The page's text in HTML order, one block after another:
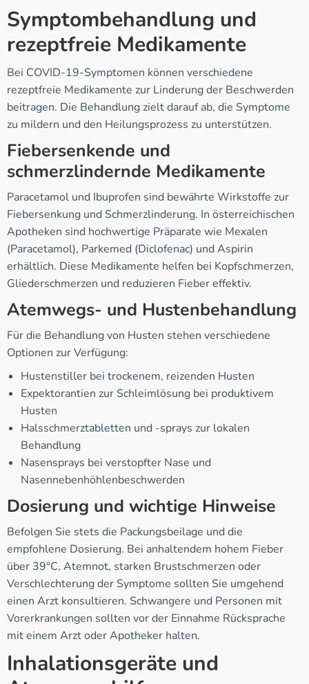
Symptombehandlung und
rezeptfreie Medikamente
Bei COVID-19-Symptomen können verschiedene
rezeptfreie Medikamente zur Linderung der Beschwerden
beitragen. Die Behandlung zielt darauf ab, die Symptome
zu mildern und den Heilungsprozess zu unterstützen.
Fiebersenkende und
schmerzlindernde Medikamente
Paracetamol und Ibuprofen sind bewährte Wirkstoffe zur
Fiebersenkung und Schmerzlinderung. In österreichischen
Apotheken sind hochwertige Präparate wie Mexalen
(Paracetamol), Parkemed (Diclofenac) und Aspirin
erhältlich. Diese Medikamente helfen bei Kopfschmerzen,
Gliederschmerzen und reduzieren Fieber effektiv.
Atemwegs- und Hustenbehandlung
Für die Behandlung von Husten stehen verschiedene
Optionen zur Verfügung:
Hustenstiller bei trockenem, reizenden Husten
Expektorantien zur Schleimlösung bei produktivem
Husten
Halsschmerztabletten und -sprays zur lokalen
Behandlung
Nasensprays bei verstopfter Nase und
Nasennebenhöhlenbeschwerden
Dosierung und wichtige Hinweise
Befolgen Sie stets die Packungsbeilage und die
empfohlene Dosierung. Bei anhaltendem hohem Fieber
über 39°C, Atemnot, starken Brustschmerzen oder
Verschlechterung der Symptome sollten Sie umgehend
einen Arzt konsultieren. Schwangere und Personen mit
Vorerkrankungen sollten vor der Einnahme Rücksprache
mit einem Arzt oder Apotheker halten.
Inhalationsgeräte und